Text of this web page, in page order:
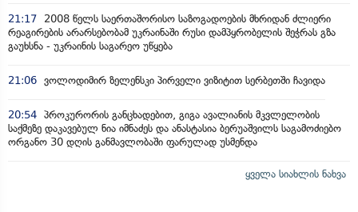
21:17
2008 წელს საერთაშორისო საზოგადოების მხრიდან ძლიერი
რეაგირების არარსებობამ უკრაინაში რუსი დამპყრობელის შეჭრას გზა
გაუხსნა - უკრაინის საგარეო უწყება
21:06 ვოლოდიმირ ზელენსკი პირველი ვიზიტით სერბეთში ჩავიდა
20:54 პროკურორის განცხადებით, გიგა ავალიანის მკვლელობის
საქმეზე დაკავებულ ნია იმნაძეს და ანასტასია ბერუაშვილს საგამოძიებო
ორგანო 30 დღის განმავლობაში ფარულად უსმენდა
ყველა სიახლის ნახვა